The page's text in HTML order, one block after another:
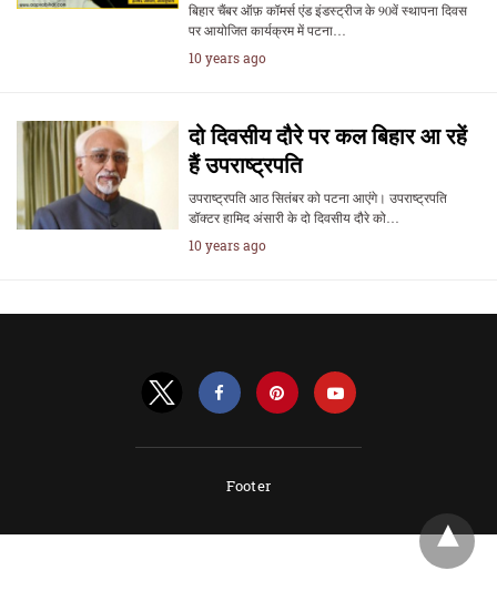
बिहार चैंबर ऑफ़ कॉमर्स एंड इंडस्ट्रीज के 90वें स्थापना दिवस
पर आयोजित कार्यक्रम में पटना…
10 years ago
दो दिवसीय दौरे पर कल बिहार आ रहें
हैं उपराष्ट्रपति
उपराष्ट्रपति आठ सितंबर को पटना आएंगे। उपराष्ट्रपति
डॉक्टर हामिद अंसारी के दो दिवसीय दौरे को…
10 years ago
Footer